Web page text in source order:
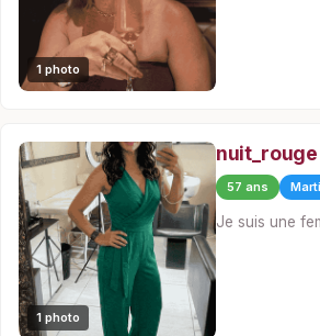
1 photo
1 photo
nuit_rouge
57 ans
Je suis une